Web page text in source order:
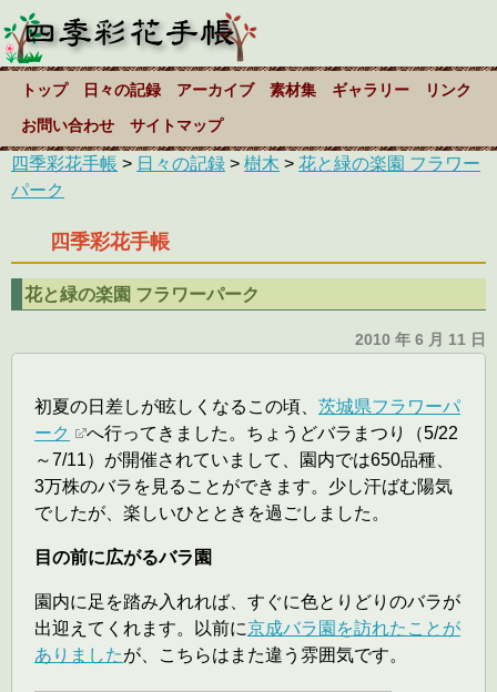
トップ 日々の記録 アーカイブ 素材集 ギャラリー リンク
お問い合わせ サイトマップ
四季彩花手帳 > 日々の記録 > 樹木 > 花と緑の楽園 フラワー
パーク
四季彩花手帳
花と緑の楽園 フラワーパーク
2010 年 6 月 11 日
初夏の日差しが眩しくなるこの頃、 茨城県フラワーパ
ーク
へ行ってきました。ちょうどバラまつり（5/22
～7/11）が開催されていまして、園内では650品種、
3万株のバラを見ることができます。少し汗ばむ陽気
でしたが、楽しいひとときを過ごしました。
目の前に広がるバラ園
園内に足を踏み入れれば、すぐに色とりどりのバラが
出迎えてくれます。以前に京成バラ園を訪れたことが
ありましたが、こちらはまた違う雰囲気です。